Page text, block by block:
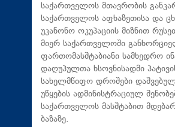
საქართველოს მთავრობის
საქართველოს აფხაზეთისა და
უკანონო ოკუპაციის მიზნით
მიერ საქართველოში
ფართომასშტაბიანი სამხედრო
დაღუპულთა ხსოვნისადმი
სახელმწიფო დროშები
უწყების ადმინისტრაციულ
საქართველოს მასშტაბით
ბაზაზე.